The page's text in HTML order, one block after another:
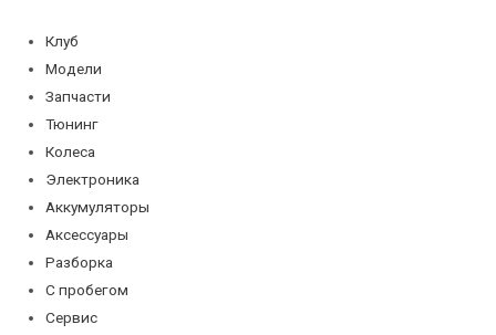
содержимому
Клуб
Модели
Запчасти
Тюнинг
Колеса
Электроника
Аккумуляторы
Аксессуары
Разборка
С пробегом
Сервис